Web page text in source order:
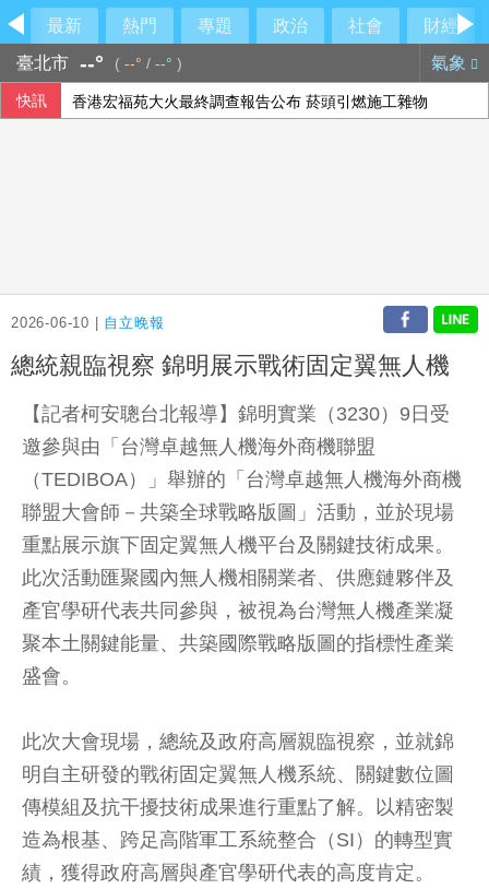
最新 熱門 專題 政治 社會
財經
臺北市 --° ( --° / --° ) 氣象
快訊 香港宏福苑大火最終調查報告公布 菸頭引燃施工雜物
2026-06-10 | 自立晚報
總統親臨視察 錦明展示戰術固定翼無人機
【記者柯安聰台北報導】錦明實業（3230）9日受
邀參與由「台灣卓越無人機海外商機聯盟
（TEDIBOA）」舉辦的「台灣卓越無人機海外商機
聯盟大會師－共築全球戰略版圖」活動，並於現場
重點展示旗下固定翼無人機平台及關鍵技術成果。
此次活動匯聚國內無人機相關業者、供應鏈夥伴及
產官學研代表共同參與，被視為台灣無人機產業凝
聚本土關鍵能量、共築國際戰略版圖的指標性產業
盛會。
此次大會現場，總統及政府高層親臨視察，並就錦
明自主研發的戰術固定翼無人機系統、關鍵數位圖
傳模組及抗干擾技術成果進行重點了解。以精密製
造為根基、跨足高階軍工系統整合（SI）的轉型實
績，獲得政府高層與產官學研代表的高度肯定。